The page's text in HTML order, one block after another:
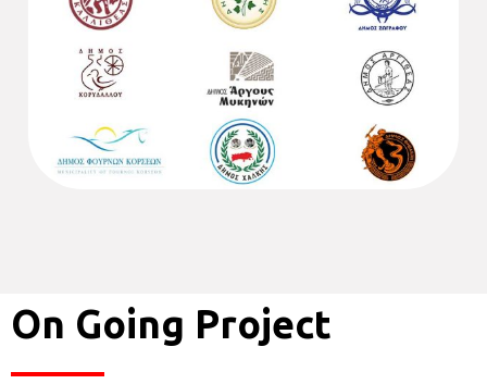
On Going Project